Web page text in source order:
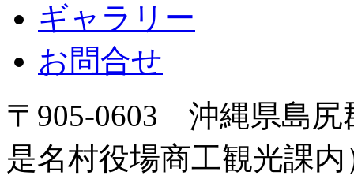
ギャラリー
お問合せ
〒905-0603 沖縄県島尻
是名村役場商工観光課内